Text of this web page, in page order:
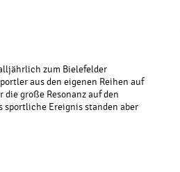
zum Bielefelder
aus den eigenen Reihen auf
große Resonanz auf den
sportliche Ereignis standen aber